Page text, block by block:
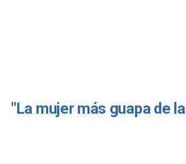
"La mujer más guapa de